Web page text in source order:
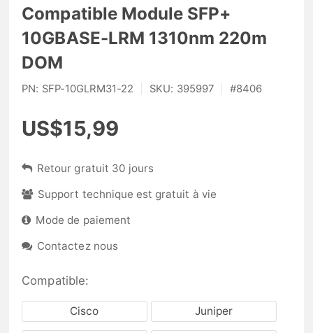
Compatible Module SFP+
10GBASE-LRM 1310nm 220m
DOM
PN: SFP-10GLRM31-22 SKU: 395997 #8406
US$15,99
Retour gratuit 30 jours
Support technique est gratuit à vie
Mode de paiement
Contactez nous
Compatible:
Cisco Juniper